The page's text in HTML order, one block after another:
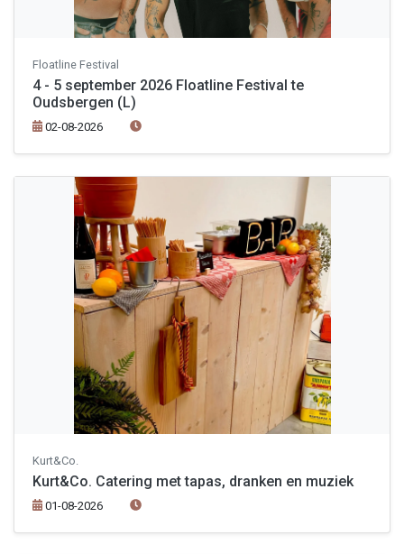
Floatline Festival
4 - 5 september 2026 Floatline Festival te
Oudsbergen (L)
02-08-2026
Kurt&Co.
Kurt&Co. Catering met tapas, dranken en muziek
01-08-2026